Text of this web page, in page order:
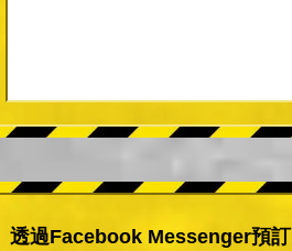
透過Facebook Messenger預訂